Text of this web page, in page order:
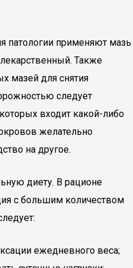
патологии применяют мазь
Также
мазей для снятия
следует
входит какой-либо
желательно
на другое.
диету. В рационе
с большим количеством
ежедневного веса;